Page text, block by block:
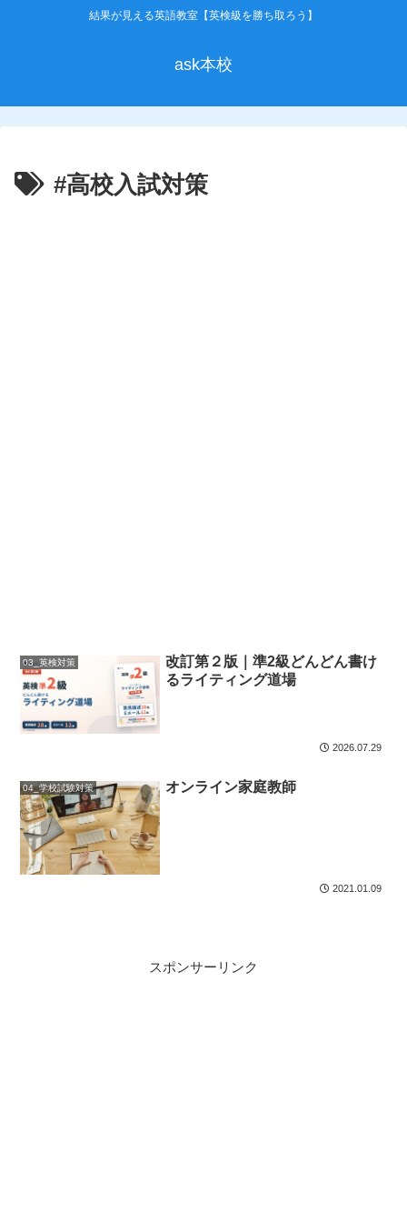
結果が見える英語教室【英検級を勝ち取ろう】
ask本校
#高校入試対策
03_英検対策
改訂第２版｜準2級どんどん書け
るライティング道場
2026.07.29
04_学校試験対策 オンライン家庭教師
2021.01.09
スポンサーリンク